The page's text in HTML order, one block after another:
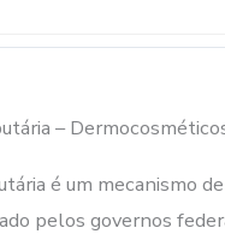
–
é um mecanismo
pelos governos